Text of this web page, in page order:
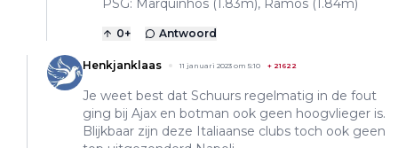
PSG: Marquinhos (1.83m), Ramos (1.84m)
0+ Antwoord
Henkjanklaas 11 januari 2023 om 5:10 + 21622
Je weet best dat Schuurs regelmatig in de fout
ging bij Ajax en botman ook geen hoogvlieger is.
Blijkbaar zijn deze Italiaanse clubs toch ook geen